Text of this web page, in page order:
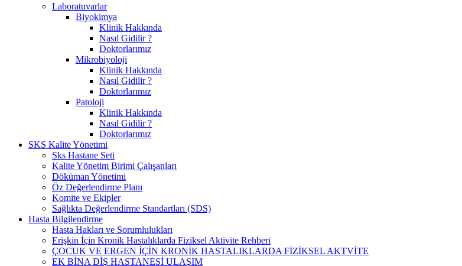
Laboratuvarlar
Biyokimya
Klinik Hakkında
Nasıl Gidilir ?
Doktorlarımız
Mikrobiyoloji
Klinik Hakkında
Nasıl Gidilir ?
Doktorlarımız
Patoloji
Klinik Hakkında
Nasıl Gidilir ?
Doktorlarımız
SKS Kalite Yönetimi
Sks Hastane Seti
Kalite Yönetim Birimi Çalışanları
Döküman Yönetimi
Öz Değerlendirme Planı
Komite ve Ekipler
Sağlıkta Değerlendirme Standartları (SDS)
Hasta Bilgilendirme
Hasta Hakları ve Sorumlulukları
Erişkin İçin Kronik Hastalıklarda Fiziksel Aktivite Rehberi
ÇOCUK VE ERGEN İÇİN KRONİK HASTALIKLARDA FİZİKSEL AKTVİTE
EK BİNA DİŞ HASTANESİ ULAŞIM